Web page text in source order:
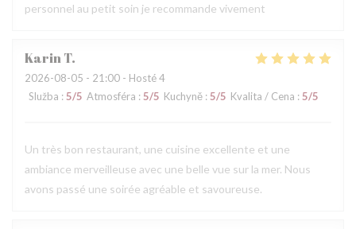
personnel au petit soin je recommande vivement
KarinT
2026-08-05 - 21:00 - Hosté 4
Služba : 5/5 Atmosféra : 5/5 Kuchyně : 5/5 Kvalita / Cena : 5/5
Un très bon restaurant, une cuisine excellente et une
ambiance merveilleuse avec une belle vue sur la mer. Nous
avons passé une soirée agréable et savoureuse.